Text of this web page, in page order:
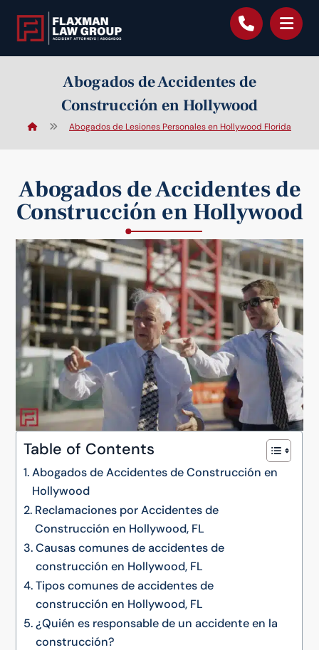
contenido
Abogados de Accidentes de
Construcción en Hollywood
Abogados de Lesiones Personales en Hollywood Florida
Abogados de Accidentes de
Construcción en Hollywood
Table of Contents
Abogados de Accidentes de Construcción en
Hollywood
Reclamaciones por Accidentes de
Construcción en Hollywood, FL
Causas comunes de accidentes de
construcción en Hollywood, FL
Tipos comunes de accidentes de
construcción en Hollywood, FL
¿Quién es responsable de un accidente en la
construcción?